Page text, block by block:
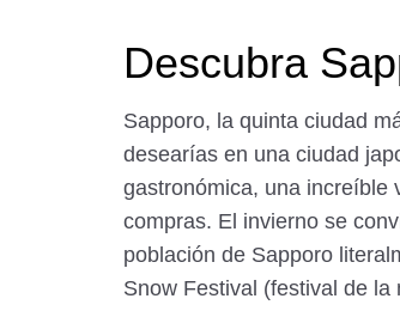
Descubra
Sapporo, la quinta ciudad
desearías en una ciudad
gastronómica, una increíble
compras. El invierno se
población de Sapporo
Snow Festival (festival de la